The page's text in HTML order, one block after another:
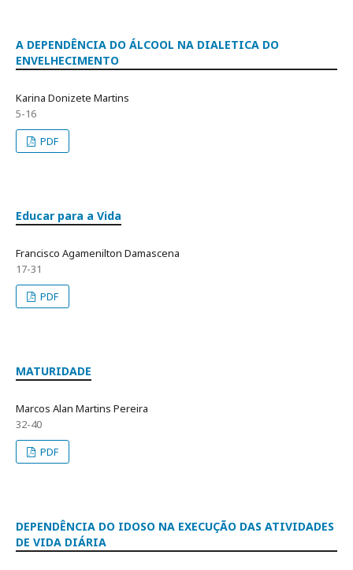
A DEPENDÊNCIA DO ÁLCOOL NA DIALETICA DO
ENVELHECIMENTO
Karina Donizete Martins
5-16
PDF
Educar para a Vida
Francisco Agamenilton Damascena
17-31
PDF
MATURIDADE
Marcos Alan Martins Pereira
32-40
PDF
DEPENDÊNCIA DO IDOSO NA EXECUÇÃO DAS ATIVIDADES
DE VIDA DIÁRIA